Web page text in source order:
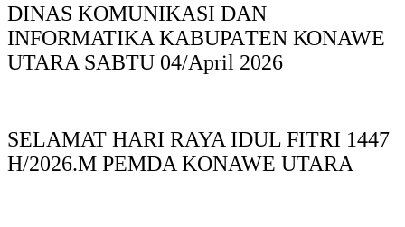
DINAS KOMUNIKASI DAN
INFORMATIKA KABUPAΤΕΝ ΚΟNAWE
UTARA SABTU 04/April 2026
SELAMAT HARI RAYA IDUL FITRI 1447
H/2026.M PEMDA KONAWE UTARA